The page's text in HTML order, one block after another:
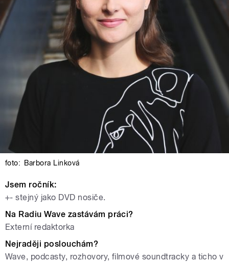
foto: Barbora Linková
Jsem ročník:
+- stejný jako DVD nosiče.
Na Radiu Wave zastávám práci?
Externí redaktorka
Nejraději poslouchám?
Wave, podcasty, rozhovory, filmové soundtracky a ticho v